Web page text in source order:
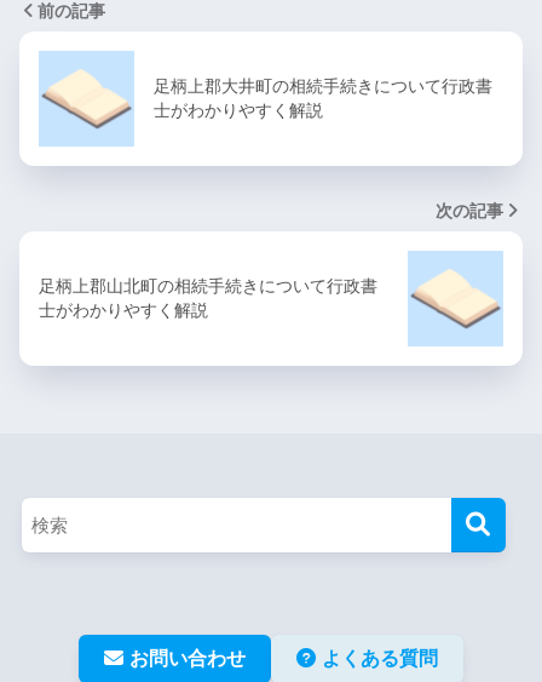
前の記事
足柄上郡大井町の相続手続きについて行政書
士がわかりやすく解説
次の記事
足柄上郡山北町の相続手続きについて行政書
士がわかりやすく解説
お問い合わせ よくある質問